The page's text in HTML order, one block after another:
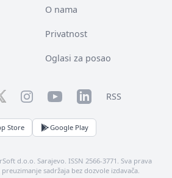
O nama
Privatnost
Oglasi za posao
InstagramYouTubeLinkedInRSS
Store Google Play
d.o.o. Sarajevo. ISSN 2566-3771. Sva prava
sadržaja bez dozvole izdavača.